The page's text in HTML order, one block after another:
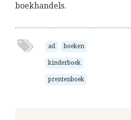
boekhandels.
ad boeken
kinderboek
prentenboek